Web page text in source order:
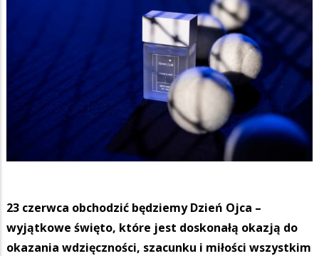
23 czerwca obchodzić będziemy Dzień Ojca –
wyjątkowe święto, które jest doskonałą okazją do
okazania wdzięczności, szacunku i miłości wszystkim